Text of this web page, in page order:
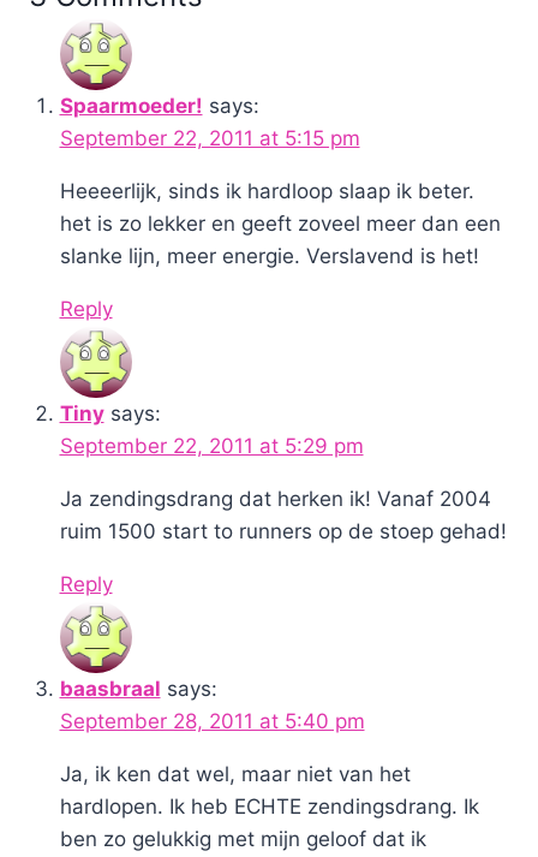
Spaarmoeder! says:
September 22, 2011 at 5:15 pm
Heeeerlijk, sinds ik hardloop slaap ik beter.
het is zo lekker en geeft zoveel meer dan een
slanke lijn, meer energie. Verslavend is het!
Reply
Tiny says:
September 22, 2011 at 5:29 pm
Ja zendingsdrang dat herken ik! Vanaf 2004
ruim 1500 start to runners op de stoep gehad!
Reply
baasbraal says:
September 28, 2011 at 5:40 pm
Ja, ik ken dat wel, maar niet van het
hardlopen. Ik heb ECHTE zendingsdrang. Ik
ben zo gelukkig met mijn geloof dat ik